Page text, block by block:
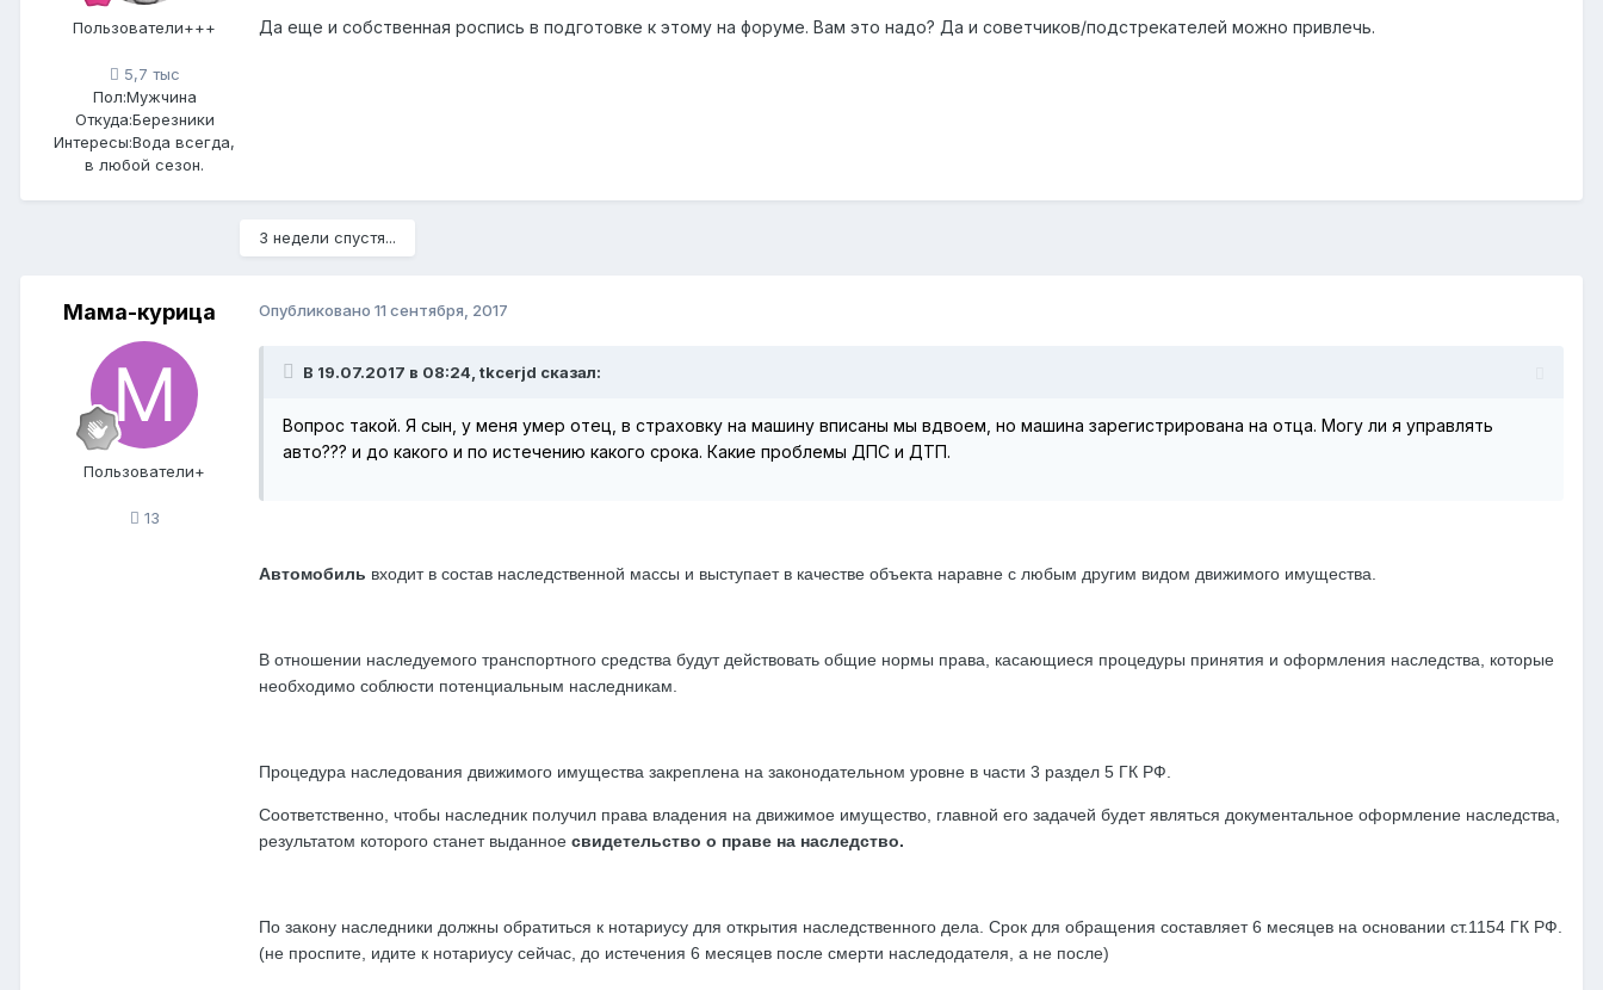
Пользователи+++
5,7 тыс
Пол:Мужчина
Откуда:Березники
Интересы:Вода всегда,
в любой сезон.
Да еще и собственная роспись в подготовке к этому на форуме. Вам это надо? Да и советчиков/подстрекателей можно привлечь.
3 недели спустя...
Мама-курица
Пользователи+
13
Опубликовано 11 сентября, 2017
В 19.07.2017 в 08:24, tkcerjd сказал:
Вопрос такой. Я сын, у меня умер отец, в страховку на машину вписаны мы вдвоем, но машина зарегистрирована на отца. Могу ли я управлять
авто??? и до какого и по истечению какого срока. Какие проблемы ДПС и ДТП.
Автомобиль входит в состав наследственной массы и выступает в качестве объекта наравне с любым другим видом движимого имущества.
В отношении наследуемого транспортного средства будут действовать общие нормы права, касающиеся процедуры принятия и оформления наследства, которые
необходимо соблюсти потенциальным наследникам.
Процедура наследования движимого имущества закреплена на законодательном уровне в части 3 раздел 5 ГК РФ.
Соответственно, чтобы наследник получил права владения на движимое имущество, главной его задачей будет являться документальное оформление наследства,
результатом которого станет выданное свидетельство о праве на наследство.
По закону наследники должны обратиться к нотариусу для открытия наследственного дела. Срок для обращения составляет 6 месяцев на основании ст.1154 ГК РФ.
(не проспите, идите к нотариусу сейчас, до истечения 6 месяцев после смерти наследодателя, а не после)